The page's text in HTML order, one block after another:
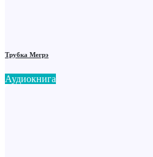
Трубка Мегрэ
Аудиокнига